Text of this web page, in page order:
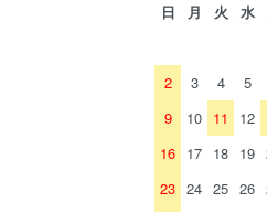
日 月 火 水
2
3 4 5
9
10 11 12
16 17 18 19
23 24 25 26